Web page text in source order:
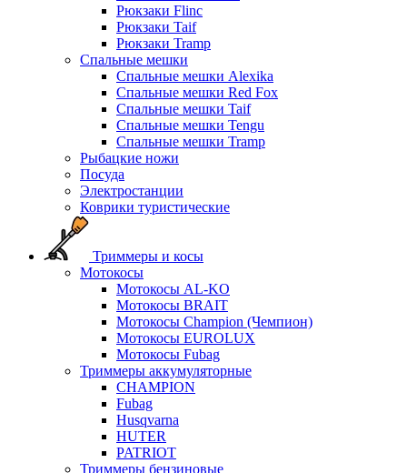
Рюкзаки Flinc
Рюкзаки Taif
Рюкзаки Tramp
Спальные мешки
Спальные мешки Alexika
Спальные мешки Red Fox
Спальные мешки Taif
Спальные мешки Tengu
Спальные мешки Tramp
Рыбацкие ножи
Посуда
Электростанции
Коврики туристические
Триммеры и косы
Мотокосы
Мотокосы AL-KO
Мотокосы BRAIT
Мотокосы Champion (Чемпион)
Мотокосы EUROLUX
Мотокосы Fubag
Триммеры аккумуляторные
CHAMPION
Fubag
Husqvarna
HUTER
PATRIOT
Триммеры бензиновые